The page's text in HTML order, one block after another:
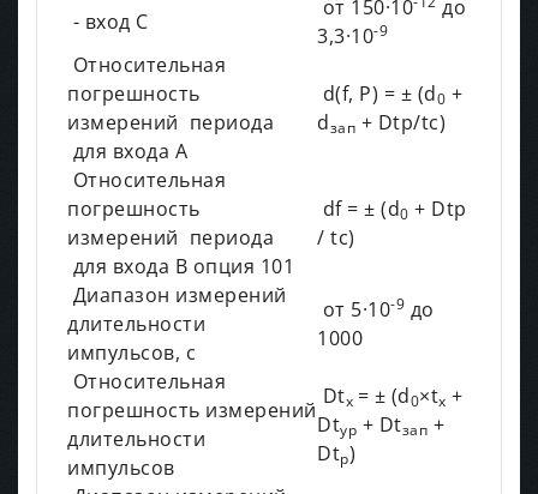
- вход С
от 150·10
до
3,3·10-9
Относительная
погрешность
измерений периода
d(f, P) = ± (d0 +
dзап + Dtp/tc)
для входа А
Относительная
погрешность
измерений периода
df = ± (d0 + Dtp
/ tc)
для входа B опция 101
Диапазон измерений
длительности
импульсов, с
от 5·10-9 до
1000
Относительная
погрешность измерений
длительности
импульсов
Dtx = ± (d0×tx +
Dtур + Dtзап +
Dtр)